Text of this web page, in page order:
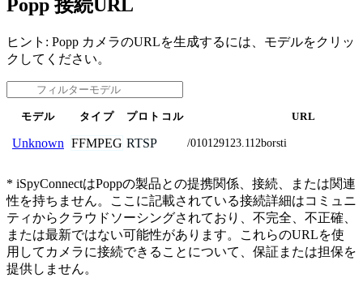
Popp 接続URL
ヒント: Popp カメラのURLを生成するには、モデルをクリッ
クしてください。
モデル タイプ プロトコル URL
Unknown FFMPEG RTSP /010129123.112borsti
* iSpyConnectはPoppの製品との提携関係、接続、または関連
性を持ちません。ここに記載されている接続詳細はコミュニ
ティからクラウドソーシングされており、不完全、不正確、
または最新ではない可能性があります。これらのURLを使
用してカメラに接続できることについて、保証または担保を
提供しません。